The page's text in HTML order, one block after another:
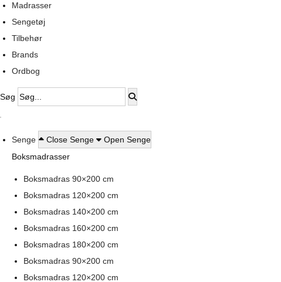
Madrasser
Sengetøj
Tilbehør
Brands
Ordbog
Søg
Senge Close Senge
Open Senge
Boksmadrasser
Boksmadras 90×200 cm
Boksmadras 120×200 cm
Boksmadras 140×200 cm
Boksmadras 160×200 cm
Boksmadras 180×200 cm
Boksmadras 90×200 cm
Boksmadras 120×200 cm